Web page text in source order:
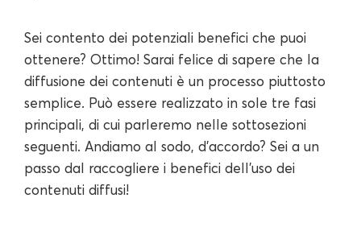
Sei contento dei potenziali benefici che puoi
ottenere? Ottimo! Sarai felice di sapere che la
diffusione dei contenuti è un processo piuttosto
semplice. Può essere realizzato in sole tre fasi
principali, di cui parleremo nelle sottosezioni
seguenti. Andiamo al sodo, d'accordo? Sei a un
passo dal raccogliere i benefici dell'uso dei
contenuti diffusi!